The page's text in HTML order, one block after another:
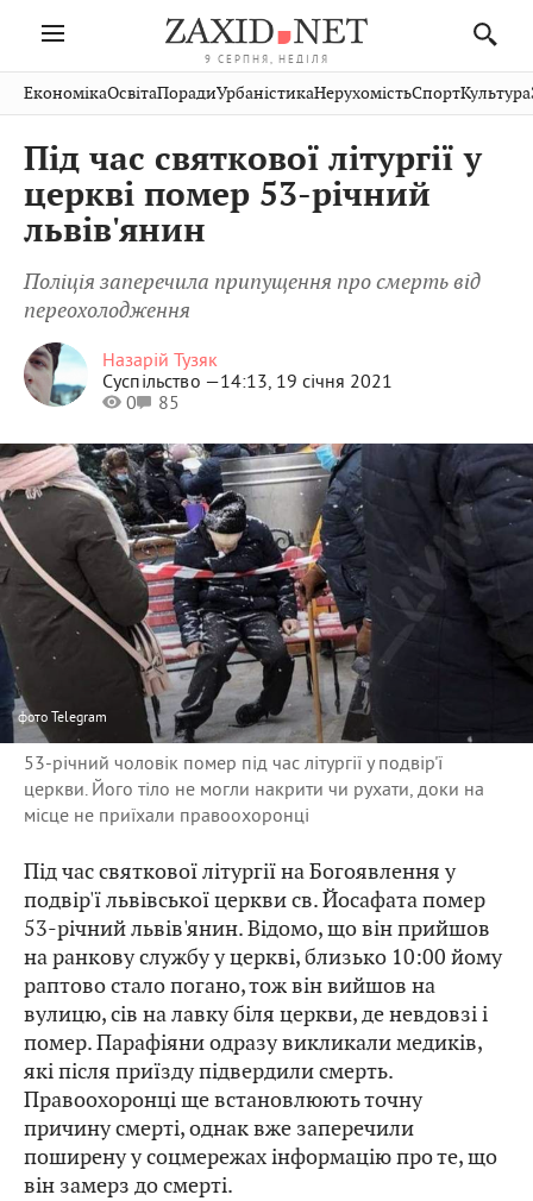
9 СЕРПНЯ, НЕДІЛЯ
Івано-
Франківськ
Волинь
Закарпаття
Рівне
Чернівці
Шептицький
Стрий
Хмельницький
Публікації
Авто СловкоКультура
Кіно Дім СпортКраєзнавство
ФотоОсвітаНерухомість
Домашні
ЕкономікаОсвітаПорадиУрбаністикаНерухомістьСпортКультура
Під час святкової літургії у
церкві помер 53-річний
львів'янин
Поліція заперечила припущення про смерть від
переохолодження
Назарій Тузяк
Суспільство —14:13, 19 січня 2021
0
85
фото Telegram
53-річний чоловік помер під час літургії у подвір'ї
церкви. Його тіло не могли накрити чи рухати, доки на
місце не приїхали правоохоронці
Під час святкової літургії на Богоявлення у
подвір'ї львівської церкви св. Йосафата помер
53-річний львів'янин. Відомо, що він прийшов
на ранкову службу у церкві, близько 10:00 йому
раптово стало погано, тож він вийшов на
вулицю, сів на лавку біля церкви, де невдовзі і
помер. Парафіяни одразу викликали медиків,
які після приїзду підвердили смерть.
Правоохоронці ще встановлюють точну
причину смерті, однак вже заперечили
поширену у соцмережах інформацію про те, що
він замерз до смерті.